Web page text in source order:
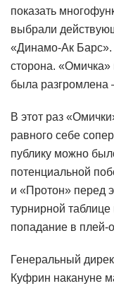
показать
выбрали
«Динамо-Ак
сторона. «Омичка»
была разгромлена
В этот раз
равного себе
публику можно
потенциальной
и «Протон» перед
турнирной
попадание в
Генеральный
Куфрин накануне